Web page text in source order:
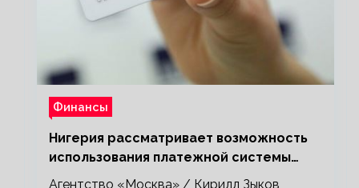
Финансы
Нигерия рассматривает возможность
использования платежной системы
«Мир»
Агентство «Москва» / Кирилл Зыков